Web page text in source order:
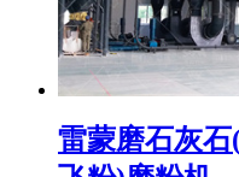
雷蒙磨石灰